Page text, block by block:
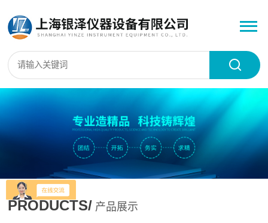
PRODUCTS/ 产品展示